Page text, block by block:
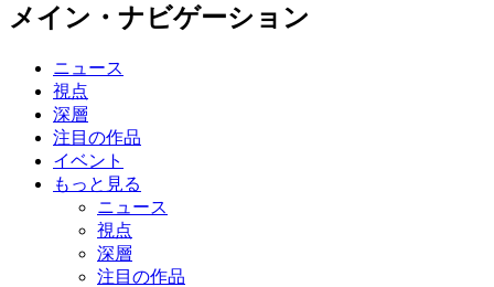
メイン・ナビゲーション
ニュース
視点
深層
注目の作品
イベント
もっと見る
ニュース
視点
深層
注目の作品